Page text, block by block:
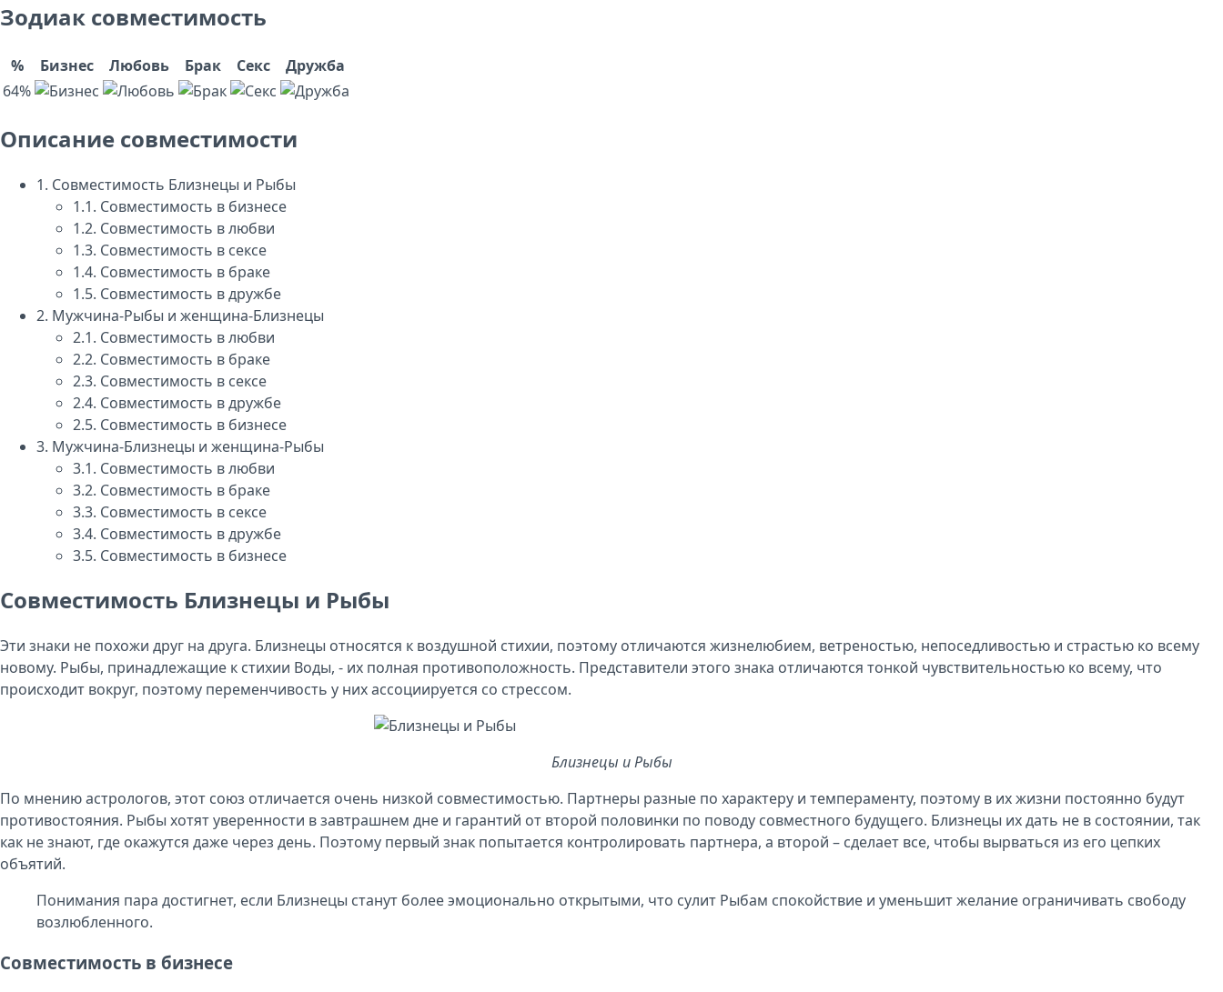
Зодиак совместимость
% Бизнес Любовь Брак Секс
Дружба
64%
Описание совместимости
1. Совместимость Близнецы и Рыбы
1.1. Совместимость в бизнесе
1.2. Совместимость в любви
1.3. Совместимость в сексе
1.4. Совместимость в браке
1.5. Совместимость в дружбе
2. Мужчина-Рыбы и женщина-Близнецы
2.1. Совместимость в любви
2.2. Совместимость в браке
2.3. Совместимость в сексе
2.4. Совместимость в дружбе
2.5. Совместимость в бизнесе
3. Мужчина-Близнецы и женщина-Рыбы
3.1. Совместимость в любви
3.2. Совместимость в браке
3.3. Совместимость в сексе
3.4. Совместимость в дружбе
3.5. Совместимость в бизнесе
Совместимость Близнецы и Рыбы
Эти знаки не похожи друг на друга. Близнецы относятся к воздушной стихии, поэтому отличаются жизнелюбием, ветреностью, непоседливостью и страстью ко всему
новому. Рыбы, принадлежащие к стихии Воды, - их полная противоположность. Представители этого знака отличаются тонкой чувствительностью ко всему, что
происходит вокруг, поэтому переменчивость у них ассоциируется со стрессом.
Близнецы и Рыбы
По мнению астрологов, этот союз отличается очень низкой совместимостью. Партнеры разные по характеру и темпераменту, поэтому в их жизни постоянно будут
противостояния. Рыбы хотят уверенности в завтрашнем дне и гарантий от второй половинки по поводу совместного будущего. Близнецы их дать не в состоянии, так
как не знают, где окажутся даже через день. Поэтому первый знак попытается контролировать партнера, а второй – сделает все, чтобы вырваться из его цепких
объятий.
Понимания пара достигнет, если Близнецы станут более эмоционально открытыми, что сулит Рыбам спокойствие и уменьшит желание ограничивать свободу
возлюбленного.
Совместимость в бизнесе